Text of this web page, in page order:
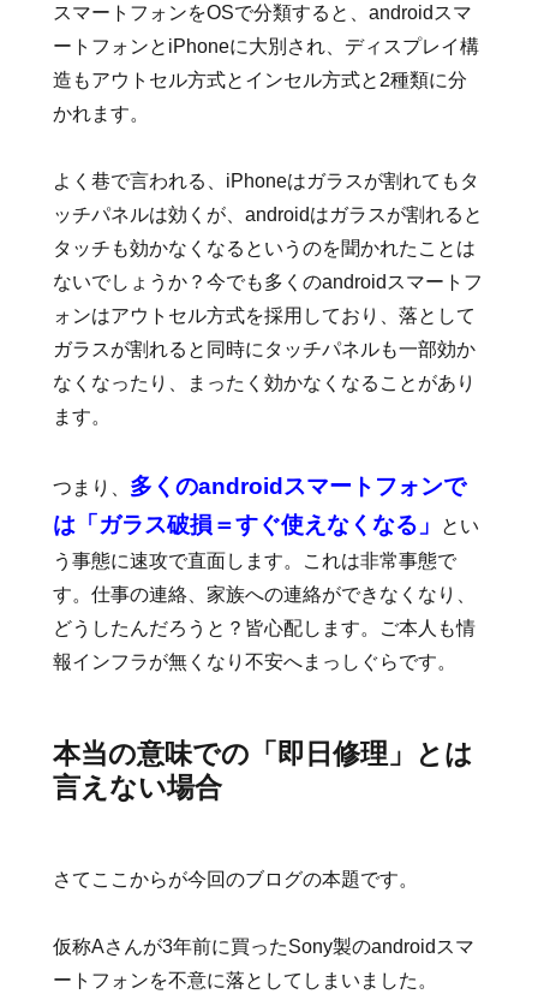
スマートフォンをOSで分類すると、androidスマ
ートフォンとiPhoneに大別され、ディスプレイ構
造もアウトセル方式とインセル方式と2種類に分
かれます。
よく巷で言われる、iPhoneはガラスが割れてもタ
ッチパネルは効くが、androidはガラスが割れると
タッチも効かなくなるというのを聞かれたことは
ないでしょうか？今でも多くのandroidスマートフ
ォンはアウトセル方式を採用しており、落として
ガラスが割れると同時にタッチパネルも一部効か
なくなったり、まったく効かなくなることがあり
ます。
つまり、 多くのandroidスマートフォンで
は「ガラス破損＝すぐ使えなくなる」
とい
う事態に速攻で直面します。これは非常事態で
す。仕事の連絡、家族への連絡ができなくなり、
どうしたんだろうと？皆心配します。ご本人も情
報インフラが無くなり不安へまっしぐらです。
本当の意味での「即日修理」とは
言えない場合
さてここからが今回のブログの本題です。
仮称Aさんが3年前に買ったSony製のandroidスマ
ートフォンを不意に落としてしまいました。